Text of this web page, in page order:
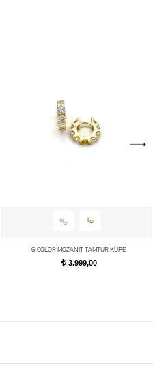
G COLOR MOZANİT TAMTUR KÜPE
t3.999,00